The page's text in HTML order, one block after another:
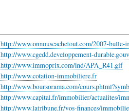
http://www.onnouscachetout.com/2007-bulle-
http://www.cgedd.developpement-
http://www.immoprix.com/ind/APA_R41.gif
http://www.cotation-immobiliere.fr
http://www.boursorama.com/
http://www.capital.fr/immobilier/actualites/
http://www.latribune.fr/vos-finances/